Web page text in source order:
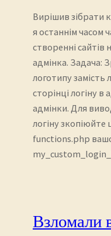
Вирішив зібрати
я останнім часом
створенні сайтів
адмінка. Задача:
логотипу замість
сторінці логіну в
адмінки. Для
логіну
functions.php
Взломали